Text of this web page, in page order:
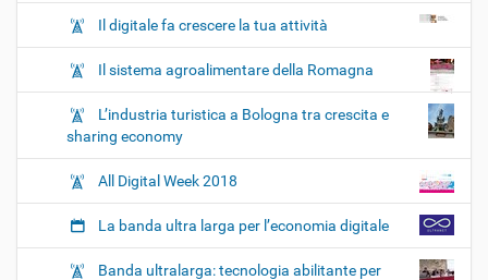
Il digitale fa crescere la tua attività
Il sistema agroalimentare della Romagna
L’industria turistica a Bologna tra crescita e
sharing economy
All Digital Week 2018
La banda ultra larga per l’economia digitale
Banda ultralarga: tecnologia abilitante per